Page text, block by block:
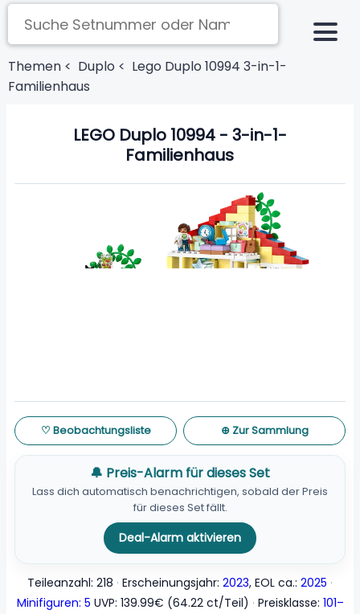
Themen < Duplo < Lego Duplo 10994 3-in-1-
Familienhaus
LEGO Duplo 10994 - 3-in-1-
Familienhaus
♡ Beobachtungsliste ⊕ Zur Sammlung
🔔 Preis-Alarm für dieses Set
Lass dich automatisch benachrichtigen, sobald der Preis
für dieses Set fällt.
Deal-Alarm aktivieren
Teileanzahl: 218 Erscheinungsjahr: 2023, EOL ca.: 2025
Minifiguren: 5 UVP: 139.99€ (64.22 ct/Teil) Preisklasse: 101–